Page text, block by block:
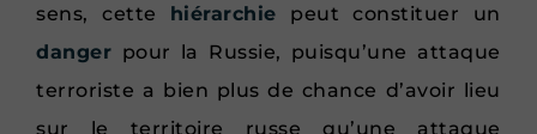
sens, cette hiérarchie peut constituer un
danger pour la Russie, puisqu’une attaque
terroriste a bien plus de chance d’avoir lieu
sur le territoire russe qu’une attaque